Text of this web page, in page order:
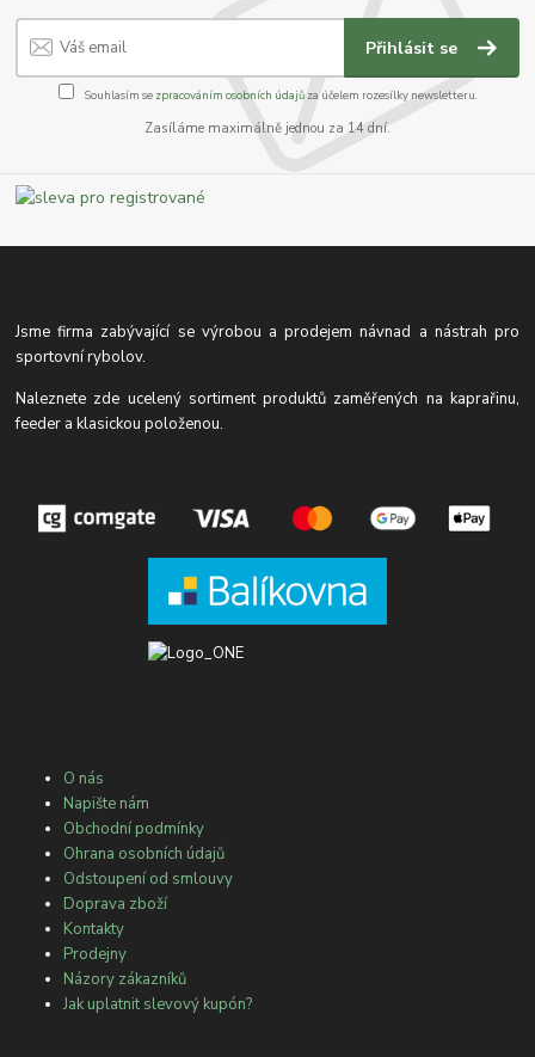
Přihlásit se
Souhlasím se zpracováním osobních údajůza účelem rozesílky newsletteru.
Zasíláme maximálně jednou za 14 dní.
Jsme firma zabývající se výrobou a prodejem návnad a nástrah pro
sportovní rybolov.
Naleznete zde ucelený sortiment produktů zaměřených na kaprařinu,
feeder a klasickou položenou.
O nás
Napište nám
Obchodní podmínky
Ohrana osobních údajů
Odstoupení od smlouvy
Doprava zboží
Kontakty
Prodejny
Názory zákazníků
Jak uplatnit slevový kupón?